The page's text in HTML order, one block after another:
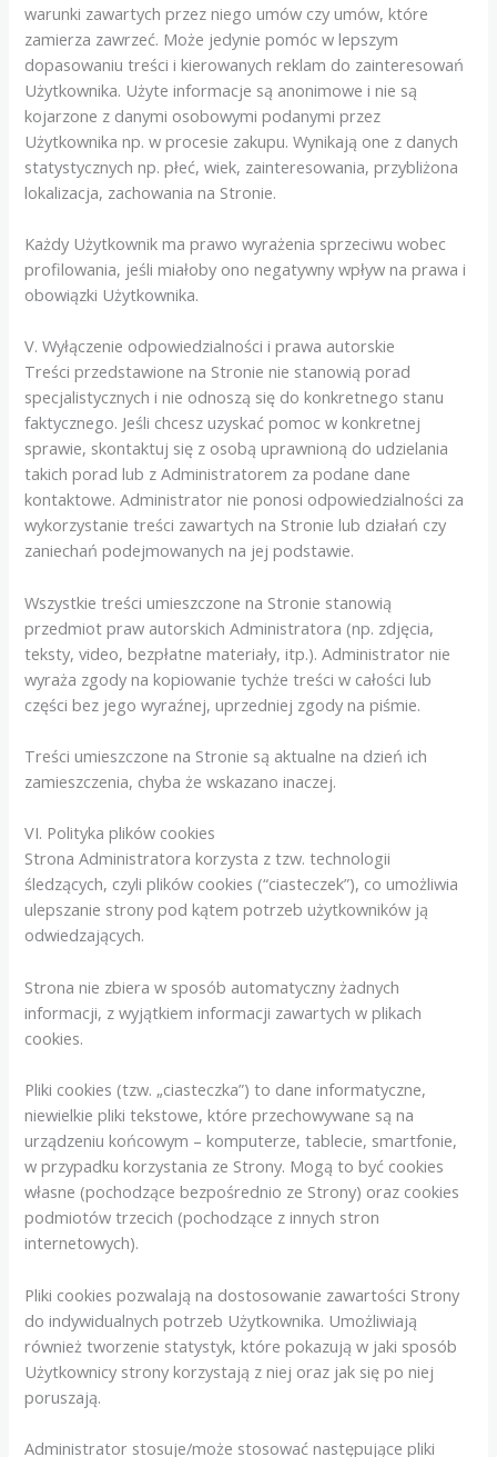
warunki zawartych przez niego umów czy umów, które
zamierza zawrzeć. Może jedynie pomóc w lepszym
dopasowaniu treści i kierowanych reklam do zainteresowań
Użytkownika. Użyte informacje są anonimowe i nie są
kojarzone z danymi osobowymi podanymi przez
Użytkownika np. w procesie zakupu. Wynikają one z danych
statystycznych np. płeć, wiek, zainteresowania, przybliżona
lokalizacja, zachowania na Stronie.
Każdy Użytkownik ma prawo wyrażenia sprzeciwu wobec
profilowania, jeśli miałoby ono negatywny wpływ na prawa i
obowiązki Użytkownika.
V. Wyłączenie odpowiedzialności i prawa autorskie
Treści przedstawione na Stronie nie stanowią porad
specjalistycznych i nie odnoszą się do konkretnego stanu
faktycznego. Jeśli chcesz uzyskać pomoc w konkretnej
sprawie, skontaktuj się z osobą uprawnioną do udzielania
takich porad lub z Administratorem za podane dane
kontaktowe. Administrator nie ponosi odpowiedzialności za
wykorzystanie treści zawartych na Stronie lub działań czy
zaniechań podejmowanych na jej podstawie.
Wszystkie treści umieszczone na Stronie stanowią
przedmiot praw autorskich Administratora (np. zdjęcia,
teksty, video, bezpłatne materiały, itp.). Administrator nie
wyraża zgody na kopiowanie tychże treści w całości lub
części bez jego wyraźnej, uprzedniej zgody na piśmie.
Treści umieszczone na Stronie są aktualne na dzień ich
zamieszczenia, chyba że wskazano inaczej.
VI. Polityka plików cookies
Strona Administratora korzysta z tzw. technologii
śledzących, czyli plików cookies (“ciasteczek”), co umożliwia
ulepszanie strony pod kątem potrzeb użytkowników ją
odwiedzających.
Strona nie zbiera w sposób automatyczny żadnych
informacji, z wyjątkiem informacji zawartych w plikach
cookies.
Pliki cookies (tzw. „ciasteczka”) to dane informatyczne,
niewielkie pliki tekstowe, które przechowywane są na
urządzeniu końcowym – komputerze, tablecie, smartfonie,
w przypadku korzystania ze Strony. Mogą to być cookies
własne (pochodzące bezpośrednio ze Strony) oraz cookies
podmiotów trzecich (pochodzące z innych stron
internetowych).
Pliki cookies pozwalają na dostosowanie zawartości Strony
do indywidualnych potrzeb Użytkownika. Umożliwiają
również tworzenie statystyk, które pokazują w jaki sposób
Użytkownicy strony korzystają z niej oraz jak się po niej
poruszają.
Administrator stosuje/może stosować następujące pliki